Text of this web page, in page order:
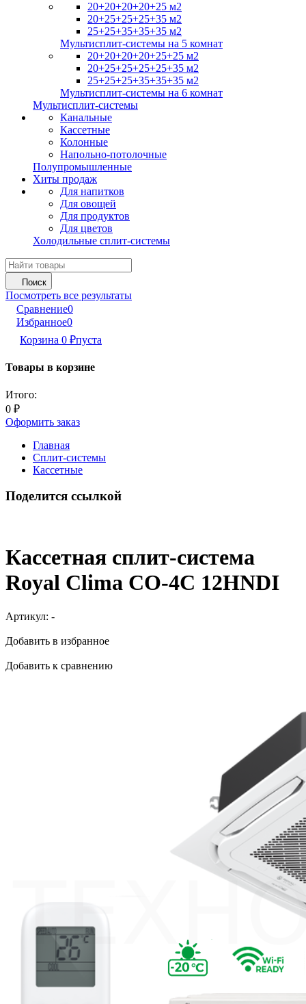
20+20+20+20+25 м2
20+25+25+25+35 м2
25+25+35+35+35 м2
Мультисплит-системы на 5 комнат
20+20+20+20+25+25 м2
20+25+25+25+25+35 м2
25+25+25+35+35+35 м2
Мультисплит-системы на 6 комнат
Мультисплит-системы
Канальные
Кассетные
Колонные
Напольно-потолочные
Полупромышленные
Хиты продаж
Для напитков
Для овощей
Для продуктов
Для цветов
Холодильные сплит-системы
Поиск
Посмотреть все результаты
Сравнение0
Избранное0
Корзина 0 ₽пуста
Товары в корзине
Итого:
0 ₽
Оформить заказ
Главная
Сплит-системы
Кассетные
Поделится ссылкой
Кассетная сплит-система
Royal Clima CO-4C 12HNDI
Артикул: -
Добавить в избранное
Добавить к сравнению